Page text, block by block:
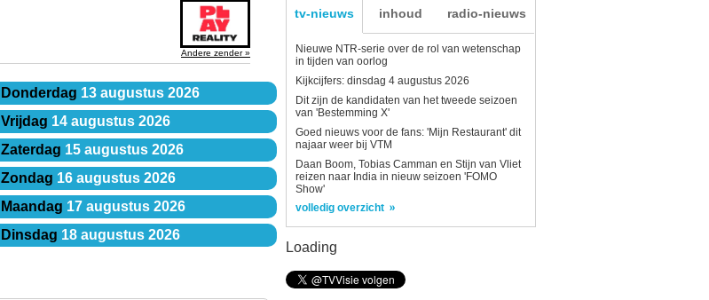
Andere zender »
Donderdag 13 augustus 2026
Vrijdag 14 augustus 2026
Zaterdag 15 augustus 2026
Zondag 16 augustus 2026
Maandag 17 augustus 2026
Dinsdag 18 augustus 2026
tv-nieuws inhoud radio-nieuws
Nieuwe NTR-serie over de rol van wetenschap
in tijden van oorlog
Kijkcijfers: dinsdag 4 augustus 2026
Dit zijn de kandidaten van het tweede seizoen
van 'Bestemming X'
Goed nieuws voor de fans: 'Mijn Restaurant' dit
najaar weer bij VTM
Daan Boom, Tobias Camman en Stijn van Vliet
reizen naar India in nieuw seizoen 'FOMO
Show'
volledig overzicht
Loading